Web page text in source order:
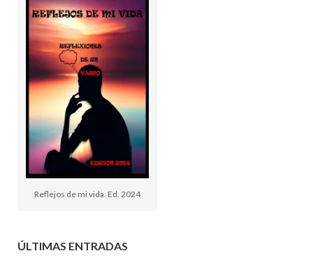
Reflejos de mi vida. Ed. 2024
ÚLTIMAS ENTRADAS